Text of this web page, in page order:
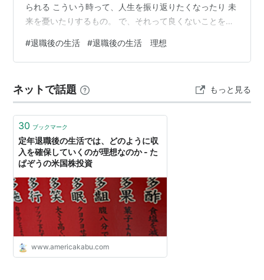
られる こういう時って、人生を振り返りたくなったり 未
来を憂いたりするもの。 で、それって良くないことを考
を後悔し、未来は不安に思う - ちょっと、シエスタ 胸に
響く格言だったので、もう一度書かせてください。 過去
は、心配や不安の種を探します だそうで、しっくりくる
～ でも今日、リタイア後の方のブログを読んでいたら …
#退職後の生活 #退職後の生活 理想
ネットで話題 もっと見る
30 ブックマーク
定年退職後の生活では、どのように収
入を確保していくのが理想なのか - た
ぱぞうの米国株投資
www.americakabu.com